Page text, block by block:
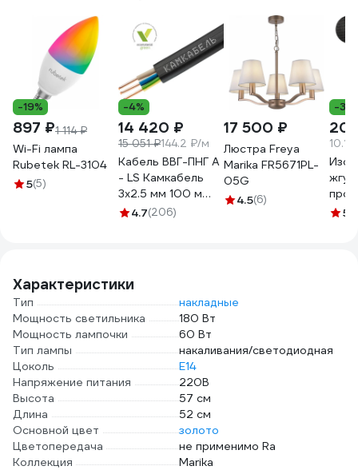
-19%
897 ₽1 114 ₽
Wi-Fi лампа
Rubetek RL-3104
5(5)
-4%
14 420 ₽
15 051 ₽144.2 ₽/м
Кабель ВВГ-ПНГ А
- LS Камкабель
3x2.5 мм 100 м
ГОСТ
4.7(206)
17 500 ₽
Люстра Freya
Marika FR5671PL-
05G
4.5(6)
-
195
Характеристики
Тип
накладные
Мощность светильника
180 Вт
Мощность лампочки
60 Вт
Тип лампы
накаливания/светодиодная
Цоколь
E14
Напряжение питания
220В
Высота
57 см
Длина
52 см
Основной цвет
золото
Цветопередача
не применимо Ra
Коллекция
Marika